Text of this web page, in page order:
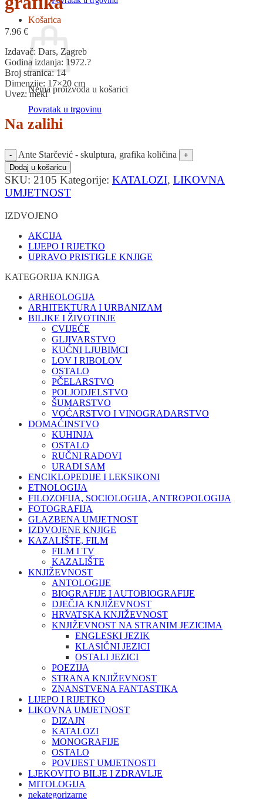
Košarica
Nema proizvoda u košarici
Povratak u trgovinu
7.96 €
Izdavač: Dars, Zagreb
Godina izdanja: 1972.?
Broj stranica: 14
Dimenzije: 17×20 cm
Uvez: meki
Na zalihi
Ante Starčević - skulptura, grafika količina
Dodaj u košaricu
SKU: 2105 Kategorije: KATALOZI, LIKOVNA
UMJETNOST
IZDVOJENO
AKCIJA
LIJEPO I RIJETKO
UPRAVO PRISTIGLE KNJIGE
KATEGORIJA KNJIGA
ARHEOLOGIJA
ARHITEKTURA I URBANIZAM
BILJKE I ŽIVOTINJE
CVIJEĆE
GLJIVARSTVO
KUĆNI LJUBIMCI
LOV I RIBOLOV
OSTALO
PČELARSTVO
POLJODJELSTVO
ŠUMARSTVO
VOĆARSTVO I VINOGRADARSTVO
DOMAĆINSTVO
KUHINJA
OSTALO
RUČNI RADOVI
URADI SAM
ENCIKLOPEDIJE I LEKSIKONI
ETNOLOGIJA
FILOZOFIJA, SOCIOLOGIJA, ANTROPOLOGIJA
FOTOGRAFIJA
GLAZBENA UMJETNOST
IZDVOJENE KNJIGE
KAZALIŠTE, FILM
FILM I TV
KAZALIŠTE
KNJIŽEVNOST
ANTOLOGIJE
BIOGRAFIJE I AUTOBIOGRAFIJE
DJEČJA KNJIŽEVNOST
HRVATSKA KNJIŽEVNOST
KNJIŽEVNOST NA STRANIM JEZICIMA
ENGLESKI JEZIK
KLASIČNI JEZICI
OSTALI JEZICI
POEZIJA
STRANA KNJIŽEVNOST
ZNANSTVENA FANTASTIKA
LIJEPO I RIJETKO
LIKOVNA UMJETNOST
DIZAJN
KATALOZI
MONOGRAFIJE
OSTALO
POVIJEST UMJETNOSTI
LJEKOVITO BILJE I ZDRAVLJE
MITOLOGIJA
nekategorizarne